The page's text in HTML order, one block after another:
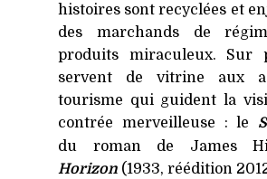
histoires sont recyclées et
des marchands de
produits miraculeux. Sur
servent de vitrine aux
tourisme qui guident la
contrée merveilleuse : le
du roman de James
Horizon (1933, réédition